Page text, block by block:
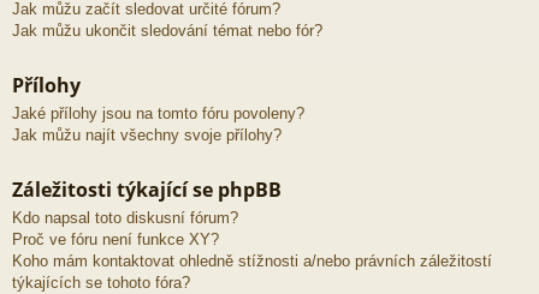
Jak můžu začít sledovat určité fórum?
Jak můžu ukončit sledování témat nebo fór?
Přílohy
Jaké přílohy jsou na tomto fóru povoleny?
Jak můžu najít všechny svoje přílohy?
Záležitosti týkající se phpBB
Kdo napsal toto diskusní fórum?
Proč ve fóru není funkce XY?
Koho mám kontaktovat ohledně stížnosti a/nebo právních záležitostí
týkajících se tohoto fóra?